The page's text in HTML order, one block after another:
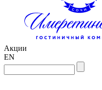
Акции
EN